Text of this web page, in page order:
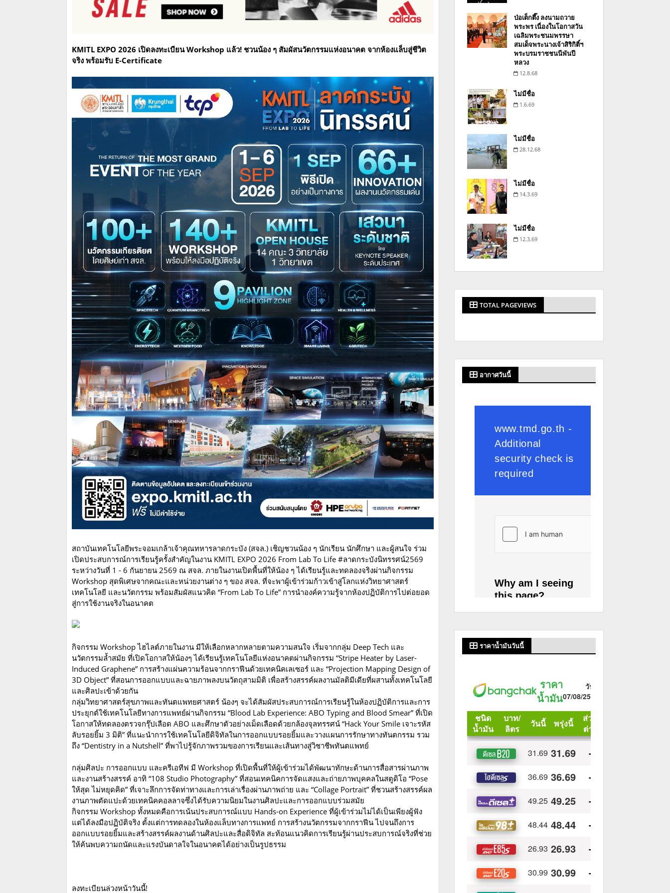
KMITL EXPO 2026 เปิดลงทะเบียน Workshop แล้ว! ชวนน้อง ๆ สัมผัสนวัตกรรมแห่งอนาคต จากห้องแล็บสู่ชีวิต
จริง พร้อมรับ E-Certificate
สถาบันเทคโนโลยีพระจอมเกล้าเจ้าคุณทหารลาดกระบัง (สจล.) เชิญชวนน้อง ๆ นักเรียน นักศึกษา และผู้สนใจ ร่วม
เปิดประสบการณ์การเรียนรู้ครั้งสำคัญในงาน KMITL EXPO 2026 From Lab To Life #ลาดกระบังนิทรรศน์2569
ระหว่างวันที่ 1 - 6 กันยายน 2569 ณ สจล. ภายในงานเปิดพื้นที่ให้น้อง ๆ ได้เรียนรู้และทดลองจริงผ่านกิจกรรม
Workshop สุดพิเศษจากคณะและหน่วยงานต่าง ๆ ของ สจล. ที่จะพาผู้เข้าร่วมก้าวเข้าสู่โลกแห่งวิทยาศาสตร์
เทคโนโลยี และนวัตกรรม พร้อมสัมผัสแนวคิด “From Lab To Life” การนำองค์ความรู้จากห้องปฏิบัติการไปต่อยอด
สู่การใช้งานจริงในอนาคต
กิจกรรม Workshop ไฮไลต์ภายในงาน มีให้เลือกหลากหลายตามความสนใจ เริ่มจากกลุ่ม Deep Tech และ
นวัตกรรมล้ำสมัย ที่เปิดโอกาสให้น้องๆ ได้เรียนรู้เทคโนโลยีแห่งอนาคตผ่านกิจกรรม “Stripe Heater by Laser-
Induced Graphene” การสร้างแผ่นความร้อนจากกราฟีนด้วยเทคนิคเลเซอร์ และ “Projection Mapping Design of
3D Object” ที่สอนการออกแบบและฉายภาพลงบนวัตถุสามมิติ เพื่อสร้างสรรค์ผลงานมัลติมีเดียที่ผสานทั้งเทคโนโลยี
และศิลปะเข้าด้วยกัน
กลุ่มวิทยาศาสตร์สุขภาพและทันตแพทยศาสตร์ น้องๆ จะได้สัมผัสประสบการณ์การเรียนรู้ในห้องปฏิบัติการและการ
ประยุกต์ใช้เทคโนโลยีทางการแพทย์ผ่านกิจกรรม “Blood Lab Experience: ABO Typing and Blood Smear” ที่เปิด
โอกาสให้ทดลองตรวจกรุ๊ปเลือด ABO และศึกษาตัวอย่างเม็ดเลือดด้วยกล้องจุลทรรศน์ “Hack Your Smile เจาะรหัส
ลับรอยยิ้ม 3 มิติ” ที่แนะนำการใช้เทคโนโลยีดิจิทัลในการออกแบบรอยยิ้มและวางแผนการรักษาทางทันตกรรม รวม
ถึง “Dentistry in a Nutshell” ที่พาไปรู้จักภาพรวมของการเรียนและเส้นทางสู่วิชาชีพทันตแพทย์
กลุ่มศิลปะ การออกแบบ และครีเอทีฟ มี Workshop ที่เปิดพื้นที่ให้ผู้เข้าร่วมได้พัฒนาทักษะด้านการสื่อสารผ่านภาพ
และงานสร้างสรรค์ อาทิ “108 Studio Photography” ที่สอนเทคนิคการจัดแสงและถ่ายภาพบุคคลในสตูดิโอ “Pose
ให้สุด ไม่หยุดคิด” ที่เจาะลึกการจัดท่าทางและการเล่าเรื่องผ่านภาพถ่าย และ “Collage Portrait” ที่ชวนสร้างสรรค์ผล
งานภาพตัดแปะด้วยเทคนิคคอลลาจซึ่งได้รับความนิยมในงานศิลปะและการออกแบบร่วมสมัย
กิจกรรม Workshop ทั้งหมดคือการเน้นประสบการณ์แบบ Hands-on Experience ที่ผู้เข้าร่วมไม่ได้เป็นเพียงผู้ฟัง
แต่ได้ลงมือปฏิบัติจริง ตั้งแต่การทดลองในห้องแล็บทางการแพทย์ การสร้างนวัตกรรมจากกราฟีน ไปจนถึงการ
ออกแบบรอยยิ้มและสร้างสรรค์ผลงานด้านศิลปะและสื่อดิจิทัล สะท้อนแนวคิดการเรียนรู้ผ่านประสบการณ์จริงที่ช่วย
ให้ค้นพบความถนัดและแรงบันดาลใจในอนาคตได้อย่างเป็นรูปธรรม
ลงทะเบียนล่วงหน้าวันนี้!
ป่อเต็กตึ๊ง ลงนามถวาย
พระพร เนื่องในโอกาสวัน
เฉลิมพระชนมพรรษา
สมเด็จพระนางเจ้าสิริกิติ์ฯ
พระบรมราชชนนีพันปี
หลวง
12.8.68
ไม่มีชื่อ
1.6.69
ไม่มีชื่อ
28.12.68
ไม่มีชื่อ
14.3.69
ไม่มีชื่อ
12.3.69
TOTAL PAGEVIEWS
อากาศวันนี้
ราคาน้ำมันวันนี้